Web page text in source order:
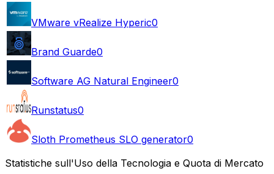
VMware vRealize Hyperic0
Brand Guarde0
Software AG Natural Engineer0
Runstatus0
Sloth Prometheus SLO generator0
Statistiche sull'Uso della Tecnologia e Quota di Mercato